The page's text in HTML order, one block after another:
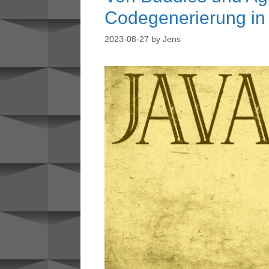
Codegenerierung
2023-08-27 byJens